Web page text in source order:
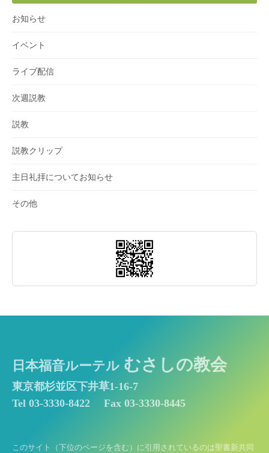
お知らせ
イベント
ライブ配信
次週説教
説教
説教クリップ
主日礼拝についてお知らせ
その他
日本福音ルーテル むさしの教会
東京都杉並区下井草1-16-7
Tel 03-3330-8422
Fax 03-3330-8445
このサイト（下位のページを含む）に引用されているのは聖書新共同